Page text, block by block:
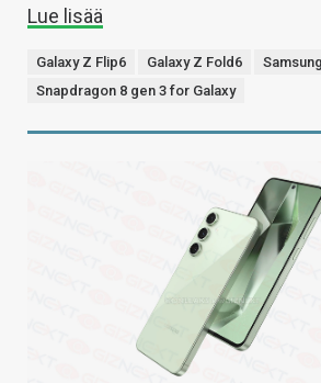
Lue lisää
Galaxy Z Flip6 Galaxy Z Fold6
Samsung
Snapdragon 8 gen 3 for Galaxy